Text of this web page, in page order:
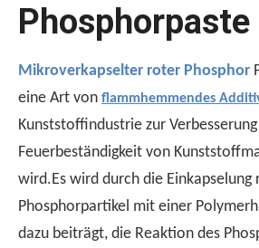
Der UL510 -Standard ist die
Phosphorpaste
Mikroverkapselter roter Phosphor
eine Art von flammhemmendes
Kunststoffindustrie zur
Feuerbeständigkeit von
wird.Es wird durch die Einkapselung
Phosphorpartikel mit einer
dazu beiträgt, die Reaktion des